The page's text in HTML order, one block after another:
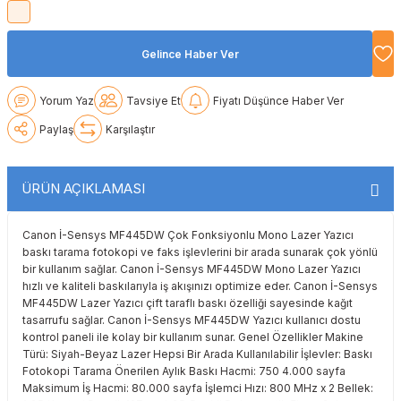
Olivetti
Ricoh
Sagem
Samsung
Sharp
Olivetti
Ricoh
Samsung
Sharp
Toshiba
Panasonic
Toshiba
Xerox
Utax
Utax
Gelince Haber Ver
Yorum Yaz Tavsiye Et Fiyatı Düşünce Haber Ver
Paylaş Karşılaştır
ÜRÜN AÇIKLAMASI
Canon İ-Sensys MF445DW Çok Fonksiyonlu Mono Lazer Yazıcı
baskı tarama fotokopi ve faks işlevlerini bir arada sunarak çok yönlü
bir kullanım sağlar. Canon İ-Sensys MF445DW Mono Lazer Yazıcı
hızlı ve kaliteli baskılarıyla iş akışınızı optimize eder. Canon İ-Sensys
MF445DW Lazer Yazıcı çift taraflı baskı özelliği sayesinde kağıt
tasarrufu sağlar. Canon İ-Sensys MF445DW Yazıcı kullanıcı dostu
kontrol paneli ile kolay bir kullanım sunar. Genel Özellikler Makine
Türü: Siyah-Beyaz Lazer Hepsi Bir Arada Kullanılabilir İşlevler: Baskı
Fotokopi Tarama Önerilen Aylık Baskı Hacmi: 750 4.000 sayfa
Maksimum İş Hacmi: 80.000 sayfa İşlemci Hızı: 800 MHz x 2 Bellek: